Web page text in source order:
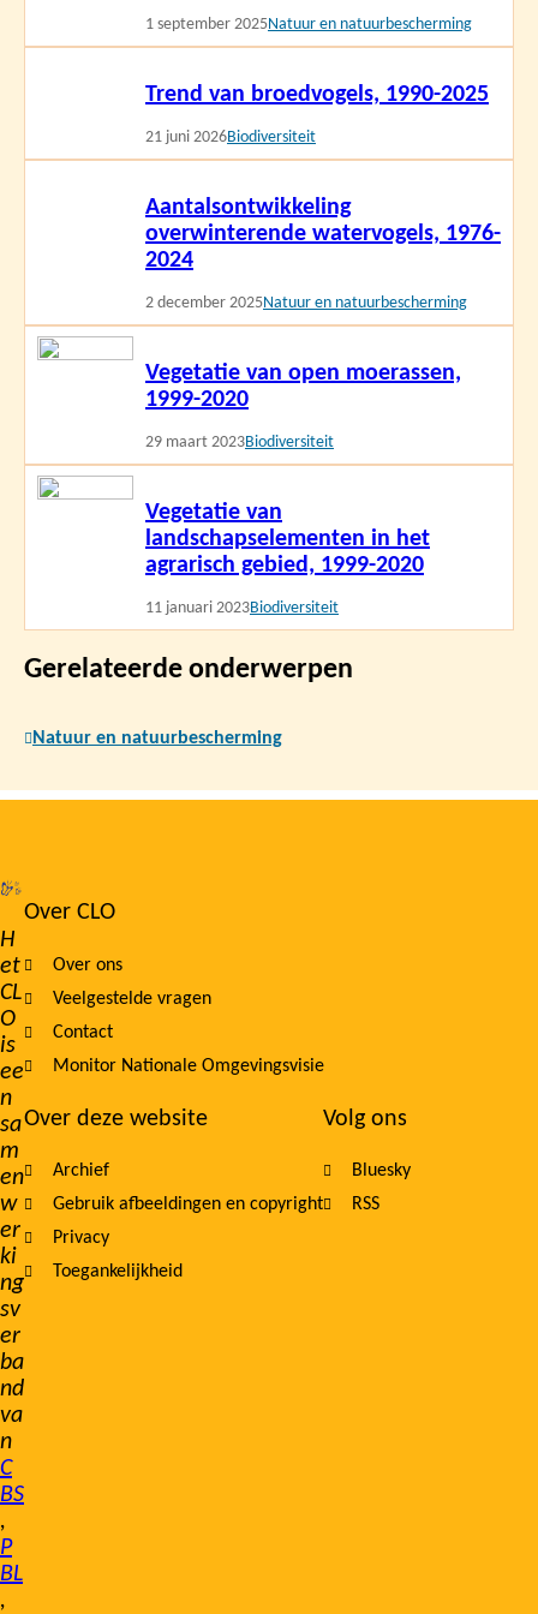
1 september 2025Natuur en natuurbescherming
Trend van broedvogels, 1990-2025
21 juni 2026Biodiversiteit
Aantalsontwikkeling
overwinterende watervogels, 1976-
2024
2 december 2025Natuur en natuurbescherming
Vegetatie van open moerassen,
1999-2020
29 maart 2023Biodiversiteit
Lees
Vegetatie van
landschapselementen in het
agrarisch gebied, 1999-2020
11 januari 2023Biodiversiteit
Lees
Gerelateerde onderwerpen
Natuur en natuurbescherming
H
et
CL
O
is
ee
n
sa
m
en
w
er
ki
ng
sv
er
ba
nd
va
n
C
BS
,
P
BL
,
Footer
navigation
Over CLO
Over ons
Veelgestelde vragen
Contact
Monitor Nationale Omgevingsvisie
Over deze website
Archief
Gebruik afbeeldingen en copyright
Privacy
Toegankelijkheid
Volg ons
Bluesky
RSS